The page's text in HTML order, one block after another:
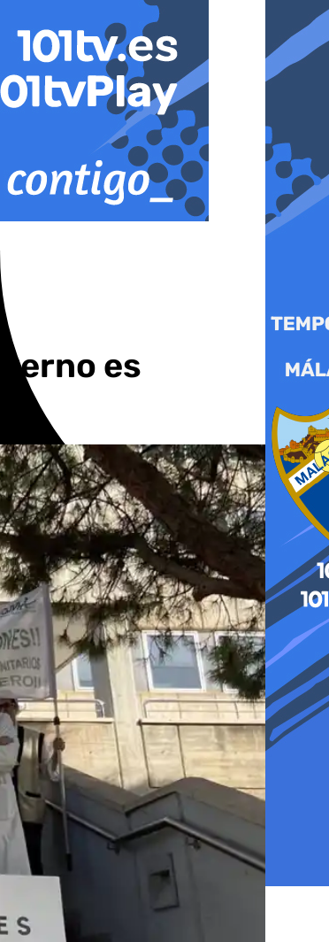
es